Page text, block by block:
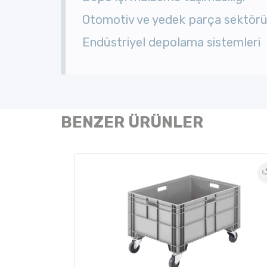
Otomotiv ve yedek parça sektörü
Endüstriyel depolama sistemleri
BENZER ÜRÜNLER